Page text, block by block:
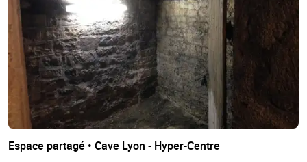
Espace partagé • Cave Lyon - Hyper-Centre